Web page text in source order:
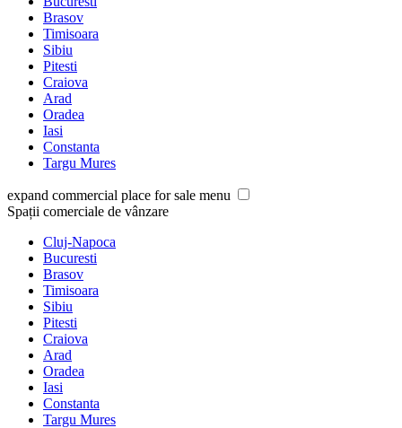
Brasov
Timisoara
Sibiu
Pitesti
Craiova
Arad
Oradea
Iasi
Constanta
Targu Mures
expand commercial place for sale menu
Spații comerciale de vânzare
Cluj-Napoca
Bucuresti
Brasov
Timisoara
Sibiu
Pitesti
Craiova
Arad
Oradea
Iasi
Constanta
Targu Mures